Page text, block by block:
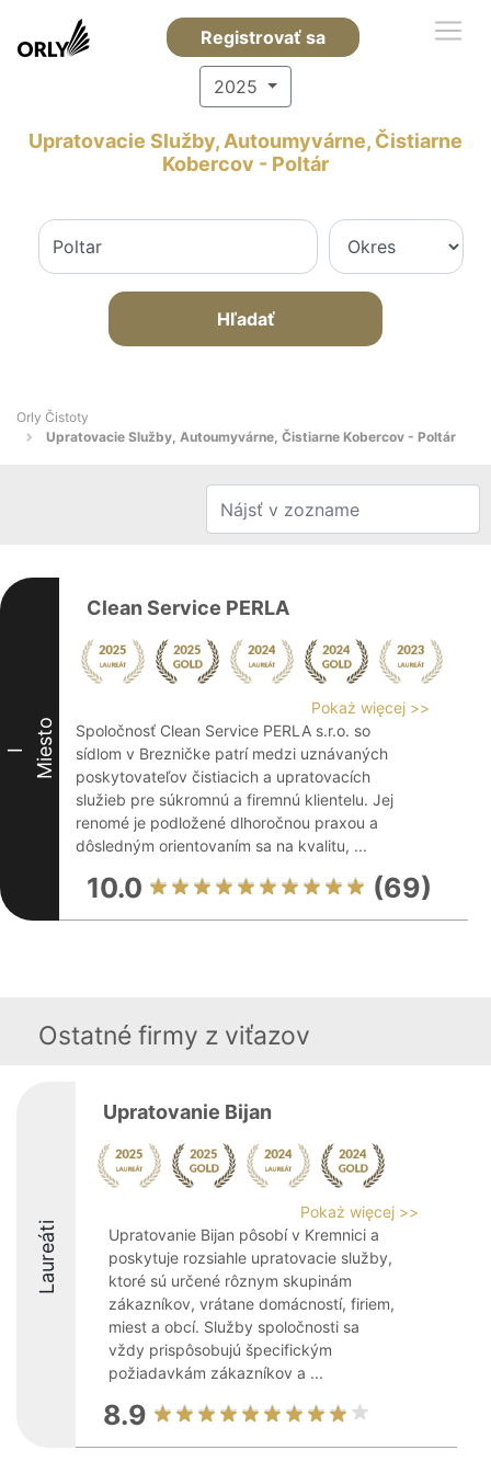
Registrovať sa
2025
Upratovacie Služby, Autoumyvárne, Čistiarne
Kobercov - Poltár
Hľadať
Orly Čistoty
Upratovacie Služby, Autoumyvárne, Čistiarne Kobercov - Poltár
I Miesto
Clean Service PERLA
Pokaż więcej >>
Spoločnosť Clean Service PERLA s.r.o. so
sídlom v Brezničke patrí medzi uznávaných
poskytovateľov čistiacich a upratovacích
služieb pre súkromnú a firemnú klientelu. Jej
renomé je podložené dlhoročnou praxou a
dôsledným orientovaním sa na kvalitu, ...
10.0 (69)
Ostatné firmy z viťazov
Laureáti
Upratovanie Bijan
Pokaż więcej >>
Upratovanie Bijan pôsobí v Kremnici a
poskytuje rozsiahle upratovacie služby,
ktoré sú určené rôznym skupinám
zákazníkov, vrátane domácností, firiem,
miest a obcí. Služby spoločnosti sa
vždy prispôsobujú špecifickým
požiadavkám zákazníkov a ...
8.9